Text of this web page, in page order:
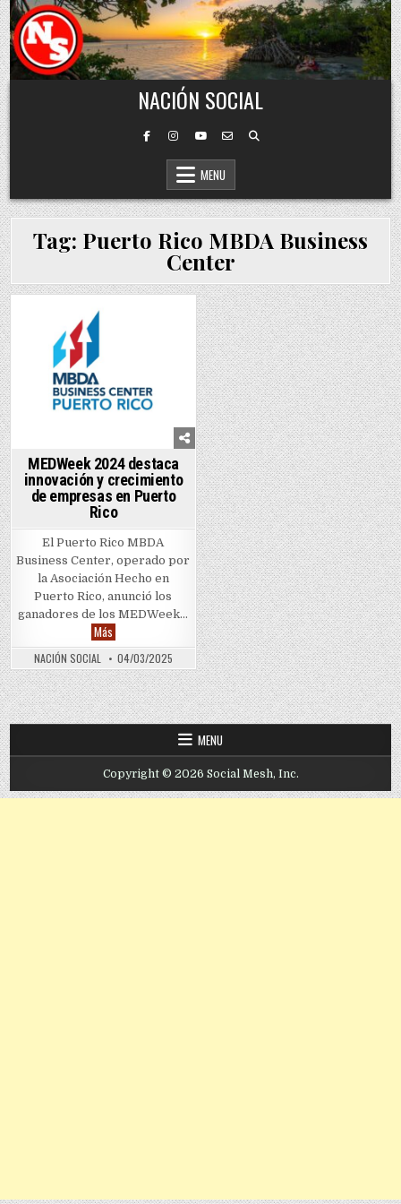
Skip to content
NACIÓN SOCIAL
MENU
Tag: Puerto Rico MBDA Business
Center
Posted in
MEDWeek 2024 destaca
innovación y crecimiento
de empresas en Puerto
Rico
El Puerto Rico MBDA
Business Center, operado por
la Asociación Hecho en
Puerto Rico, anunció los
ganadores de los MEDWeek…
MásMEDWeek 2024 destaca innovación y crecimiento de empresas
NACIÓN SOCIAL 04/03/2025
MENU
Copyright © 2026 Social Mesh, Inc.